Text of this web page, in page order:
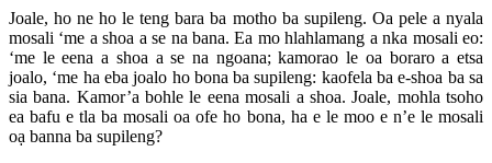
Joale, ho ne ho le teng bara ba motho ba supileng. Oa pele a nyala
mosali ‘me a shoa a se na bana. Ea mo hlahlamang a nka mosali eo:
‘me le eena a shoa a se na ngoana; kamorao le oa boraro a etsa
joalo, ‘me ha eba joalo ho bona ba supileng: kaofela ba e-shoa ba sa
sia bana. Kamor’a bohle le eena mosali a shoa. Joale, mohla tsoho
ea bafu e tla ba mosali oa ofe ho bona, ha e le moo e n’e le mosali
oạ banna ba supileng?